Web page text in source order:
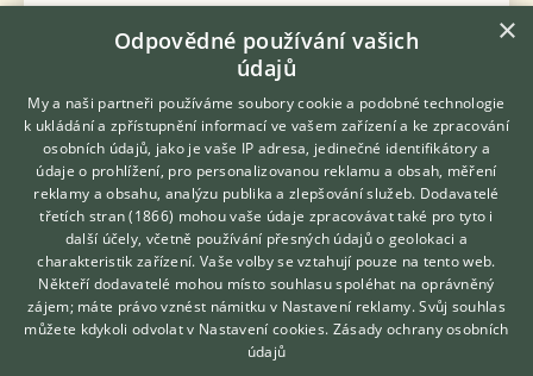
Papoušek horský – fotka
Papoušek horský
3reakcí
19.5.2019 22:05
Dve samice v jedné budce
9reakcí
10.4.2020 08:33
Pohlavie papagaj horský
4reakcí
29.12.2021 18:13
Hledáte zvířecího kamaráda?
Zdarma vám poradí
VETERINÁŘ ONLINE
KONZULTOVAT S
VETERINÁŘEM
×
Odpovědné používání vašich
údajů
My a naši partneři používáme soubory cookie a podobné technologie
k ukládání a zpřístupnění informací ve vašem zařízení a ke zpracování
osobních údajů, jako je vaše IP adresa, jedinečné identifikátory a
údaje o prohlížení, pro personalizovanou reklamu a obsah, měření
reklamy a obsahu, analýzu publika a zlepšování služeb. Dodavatelé
třetích stran (1866) mohou vaše údaje zpracovávat také pro tyto i
další účely, včetně používání přesných údajů o geolokaci a
charakteristik zařízení. Vaše volby se vztahují pouze na tento web.
Někteří dodavatelé mohou místo souhlasu spoléhat na oprávněný
zájem; máte právo vznést námitku v Nastavení reklamy. Svůj souhlas
můžete kdykoli odvolat v Nastavení cookies. Zásady ochrany osobních
údajů